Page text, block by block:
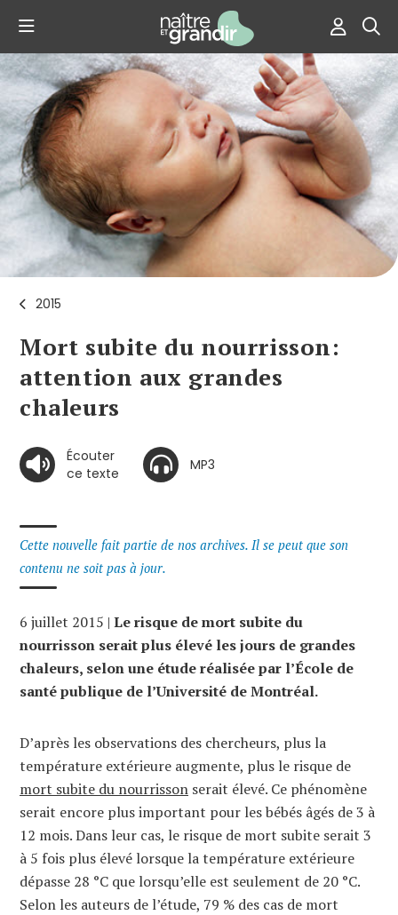
2015
Mort subite du nourrisson:
attention aux grandes
chaleurs
Écouter
ce texte
MP3
Cette nouvelle fait partie de nos archives. Il se peut que son
contenu ne soit pas à jour.
6 juillet 2015 | Le risque de mort subite du
nourrisson serait plus élevé les jours de grandes
chaleurs, selon une étude réalisée par l’École de
santé publique de l’Université de Montréal.
D’après les observations des chercheurs, plus la
température extérieure augmente, plus le risque de
mort subite du nourrisson serait élevé. Ce phénomène
serait encore plus important pour les bébés âgés de 3 à
12 mois. Dans leur cas, le risque de mort subite serait 3
à 5 fois plus élevé lorsque la température extérieure
dépasse 28 °C que lorsqu’elle est seulement de 20 °C.
Selon les auteurs de l’étude, 79 % des cas de mort